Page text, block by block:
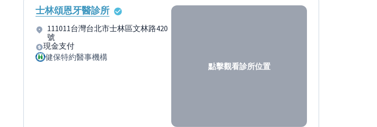
士林頌恩牙醫診所
111011台灣台北市士林區文林路420
號
現金支付
健保特約醫事機構
點擊觀看診所位置